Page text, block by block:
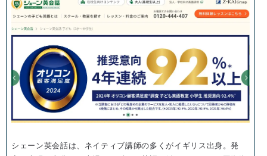
シェーン英会話は、ネイティブ講師の多くがイギリス出身。発